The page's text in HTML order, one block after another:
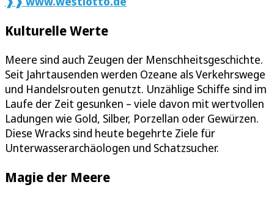
Kulturelle Werte
Meere sind auch Zeugen der Menschheitsgeschichte.
Seit Jahrtausenden werden Ozeane als Verkehrswege
und Handelsrouten genutzt. Unzählige Schiffe sind im
Laufe der Zeit gesunken – viele davon mit wertvollen
Ladungen wie Gold, Silber, Porzellan oder Gewürzen.
Diese Wracks sind heute begehrte Ziele für
Unterwasserarchäologen und Schatzsucher.
Magie der Meere